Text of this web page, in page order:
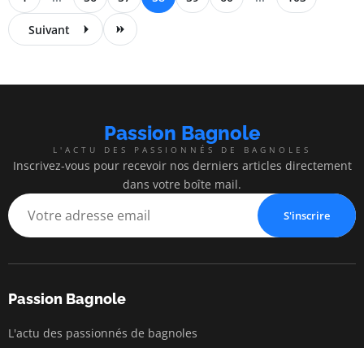
Suivant
Passion Bagnole
L'ACTU DES PASSIONNÉS DE BAGNOLES
Inscrivez-vous pour recevoir nos derniers articles directement
dans votre boîte mail.
S'inscrire
Passion Bagnole
L'actu des passionnés de bagnoles